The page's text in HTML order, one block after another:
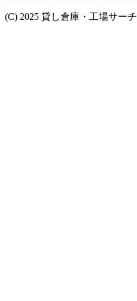
(C) 2025 貸し倉庫・工場サーチ